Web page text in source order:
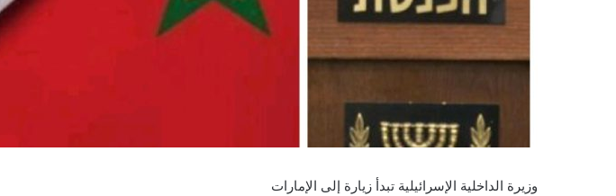
وزيرة الداخلية الإسرائيلية تبدأ زيارة إلى الإمارات